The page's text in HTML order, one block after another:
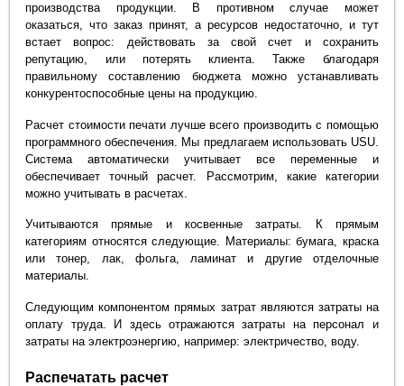
производства продукции. В противном случае может
оказаться, что заказ принят, а ресурсов недостаточно, и тут
встает вопрос: действовать за свой счет и сохранить
репутацию, или потерять клиента. Также благодаря
правильному составлению бюджета можно устанавливать
конкурентоспособные цены на продукцию.
Расчет стоимости печати лучше всего производить с помощью
программного обеспечения. Мы предлагаем использовать USU.
Система автоматически учитывает все переменные и
обеспечивает точный расчет. Рассмотрим, какие категории
можно учитывать в расчетах.
Учитываются прямые и косвенные затраты. К прямым
категориям относятся следующие. Материалы: бумага, краска
или тонер, лак, фольга, ламинат и другие отделочные
материалы.
Следующим компонентом прямых затрат являются затраты на
оплату труда. И здесь отражаются затраты на персонал и
затраты на электроэнергию, например: электричество, воду.
Распечатать расчет